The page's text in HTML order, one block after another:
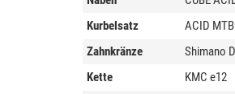
Kurbelsatz
ACID
Zahnkränze
Shimano
Kette
KMC e12